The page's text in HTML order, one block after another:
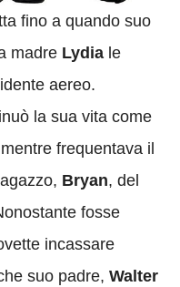
fino a quando suo
madre Lydia le
aereo.
la sua vita come
frequentava il
Bryan, del
fosse
incassare
suo padre, Walter